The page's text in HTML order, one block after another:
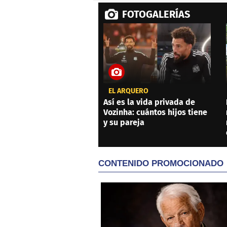
FOTOGALERÍAS
EL ARQUERO
Así es la vida privada de
Vozinha: cuántos hijos tiene
y su pareja